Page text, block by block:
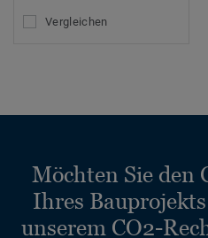
Vergleichen
Möchten Sie den
Ihres
unserem CO2-